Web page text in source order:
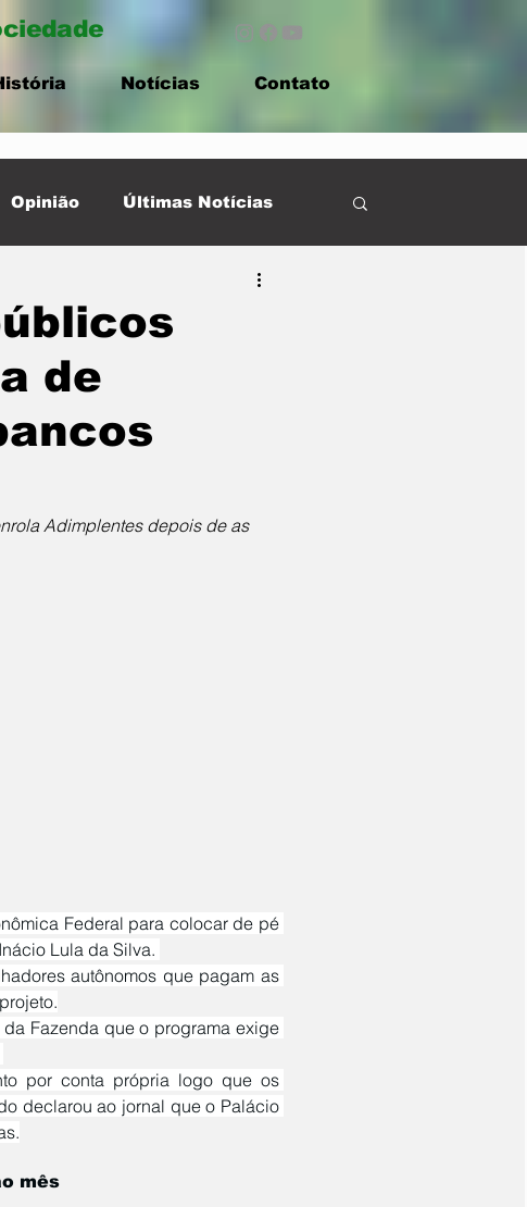
Notícias Contato
Opinião Últimas Notícias
de
Adimplentes depois de as
Lula da Silva.
Fazenda que o programa exige
declarou ao jornal que o Palácio
mês